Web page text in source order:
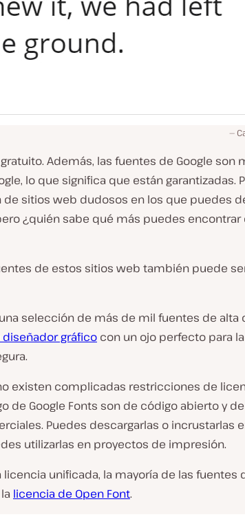
Además, las fuentes de Google son
lo que significa que están garantizadas.
sitios web dudosos en los que puedes
¿quién sabe qué más puedes encontrar
de estos sitios web también puede
selección de más de mil fuentes de alta
diseñador gráfico con un ojo perfecto para
existen complicadas restricciones de
de Google Fonts son de código abierto y
Puedes descargarlas o incrustarlas
utilizarlas en proyectos de impresión.
licencia unificada, la mayoría de las fuentes
licencia de Open Font.